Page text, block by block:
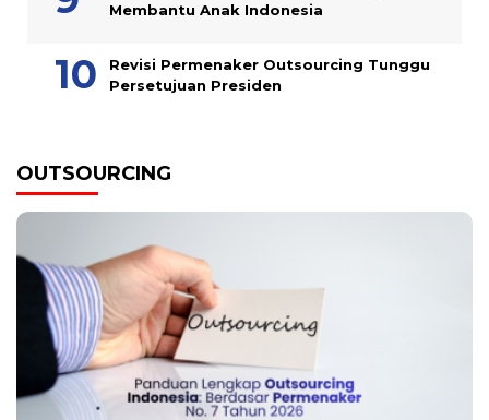
Membantu Anak Indonesia
Revisi Permenaker Outsourcing Tunggu
Persetujuan Presiden
OUTSOURCING